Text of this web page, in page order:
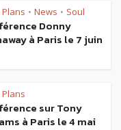
• News • Soul
Donny
à Paris le 7 juin
sur Tony
à Paris le 4 mai